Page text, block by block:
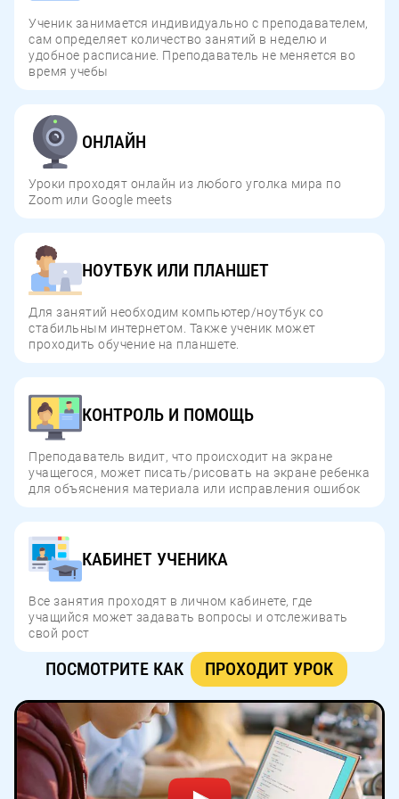
Ученик занимается индивидуально с преподавателем,
сам определяет количество занятий в неделю и
удобное расписание. Преподаватель не меняется во
время учебы
ОНЛАЙН
Уроки проходят онлайн из любого уголка мира по
Zoom или Google meets
НОУТБУК ИЛИ ПЛАНШЕТ
Для занятий необходим компьютер/ноутбук со
стабильным интернетом. Также ученик может
проходить обучение на планшете.
КОНТРОЛЬ И ПОМОЩЬ
Преподаватель видит, что происходит на экране
учащегося, может писать/рисовать на экране ребенка
для объяснения материала или исправления ошибок
КАБИНЕТ УЧЕНИКА
Все занятия проходят в личном кабинете, где
учащийся может задавать вопросы и отслеживать
свой рост
ПОСМОТРИТЕ КАК ПРОХОДИТ УРОК